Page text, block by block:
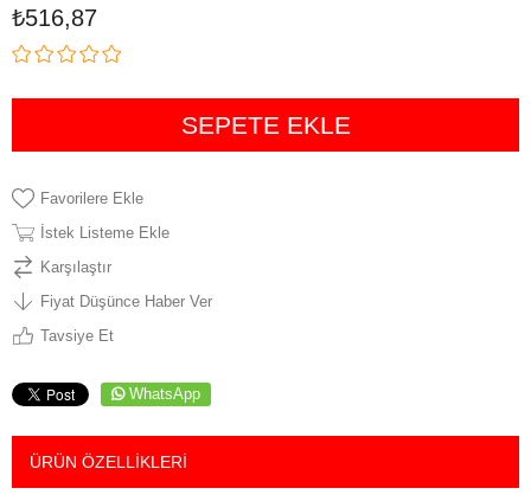
₺516,87
Favorilere Ekle
İstek Listeme Ekle
Karşılaştır
Fiyat Düşünce Haber Ver
Tavsiye Et
WhatsApp
ÜRÜN ÖZELLIKLERI